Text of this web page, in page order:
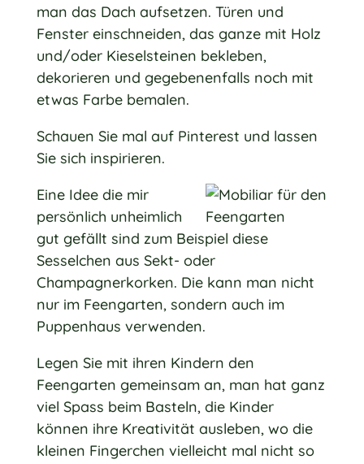
man das Dach aufsetzen. Türen und
Fenster einschneiden, das ganze mit Holz
und/oder Kieselsteinen bekleben,
dekorieren und gegebenenfalls noch mit
etwas Farbe bemalen.
Schauen Sie mal auf Pinterest und lassen
Sie sich inspirieren.
Eine Idee die mir
persönlich unheimlich
gut gefällt sind zum Beispiel diese
Sesselchen aus Sekt- oder
Champagnerkorken. Die kann man nicht
nur im Feengarten, sondern auch im
Puppenhaus verwenden.
Legen Sie mit ihren Kindern den
Feengarten gemeinsam an, man hat ganz
viel Spass beim Basteln, die Kinder
können ihre Kreativität ausleben, wo die
kleinen Fingerchen vielleicht mal nicht so